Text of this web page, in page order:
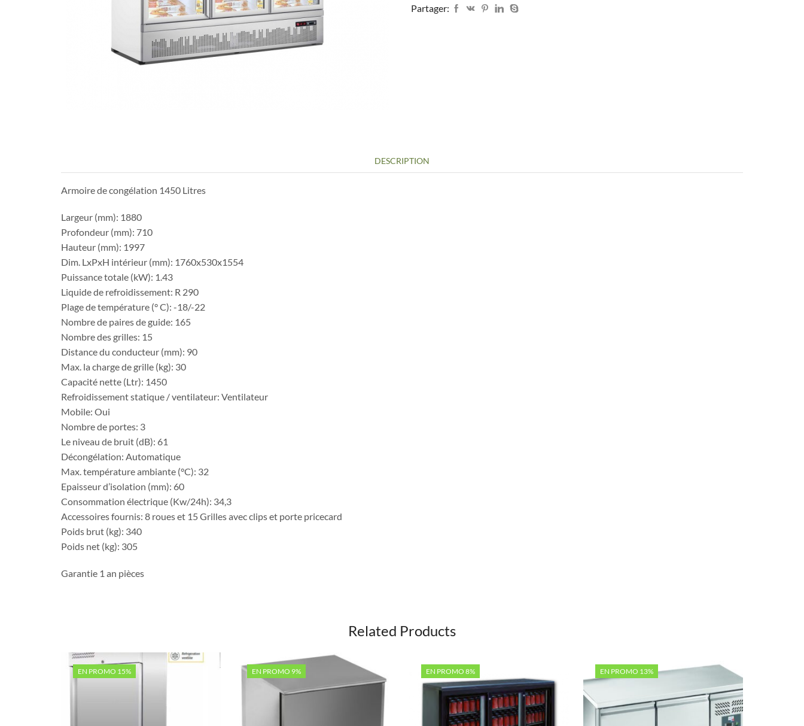
Litres
Partager:
DESCRIPTION
Armoire de congélation 1450 Litres
Largeur (mm): 1880
Profondeur (mm): 710
Hauteur (mm): 1997
Dim. LxPxH intérieur (mm): 1760x530x1554
Puissance totale (kW): 1.43
Liquide de refroidissement: R 290
Plage de température (° C): -18/-22
Nombre de paires de guide: 165
Nombre des grilles: 15
Distance du conducteur (mm): 90
Max. la charge de grille (kg): 30
Capacité nette (Ltr): 1450
Refroidissement statique / ventilateur: Ventilateur
Mobile: Oui
Nombre de portes: 3
Le niveau de bruit (dB): 61
Décongélation: Automatique
Max. température ambiante (°C): 32
Epaisseur d’isolation (mm): 60
Consommation électrique (Kw/24h): 34,3
Accessoires fournis: 8 roues et 15 Grilles avec clips et porte pricecard
Poids brut (kg): 340
Poids net (kg): 305
Garantie 1 an pièces
Related Products
EN PROMO 15% EN PROMO 9% EN PROMO 8% EN PROMO 13%